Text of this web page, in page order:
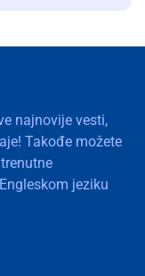
najnovije vesti,
Takođe možete
jeziku